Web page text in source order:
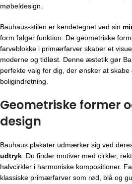
møbeldesign.
Bauhaus-stilen er kendetegnet ved sin
form følger funktion. De geometriske
farveblokke i primærfarver skaber et
moderne og tidløst. Denne æstetik gør
perfekte valg for dig, der ønsker at
boligindretning.
Geometriske former
design
Bauhaus plakater udmærker sig ved
udtryk . Du finder motiver med cirkler,
halvcirkler i harmoniske kompositioner.
klassiske primærfarver som rød, blå og